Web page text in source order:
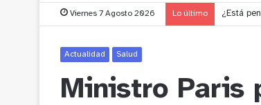
Viernes 7 Agosto 2026 Lo último
Actualidad Salud
Ministro Paris